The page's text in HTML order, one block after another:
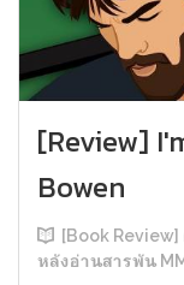
[Review]
Bowen
[Book
หลังอ่านสารพัน